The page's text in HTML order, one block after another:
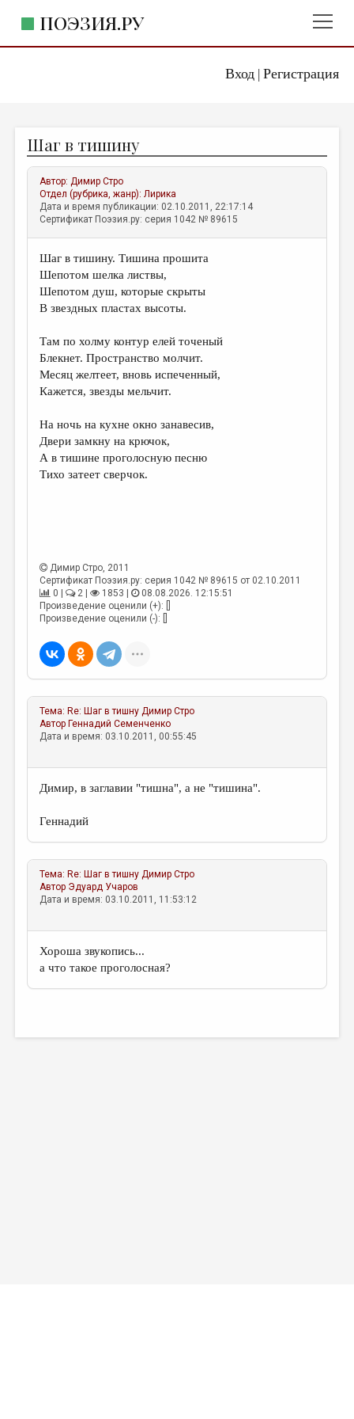
Вход| Регистрация
ПОЭЗИЯ.РУ
ЖАНРЫ
АВТОРЫ
КОММЕНТАРИИ
ЛИТСАЛОН
НОВОСТИ
ПРАВИЛА САЙТА
ИЗБРАННОЕ
ДАЙДЖЕСТ
ПЕРЕВОДЫ
КОНКУРСЫ
СТРАНИЦЫ ПАМЯТИ
ОБЪЯВЛЕНИЯ
РЕДКОЛЛЕГИЯ
МАЛАЯ ПРОЗА
ЭССЕИСТИКА
ЛИТЕРАТУРОВЕДЕНИЕ
КУЛЬТУРОВЕДЕНИЕ
ПУБЛИЦИСТИКА
ЦИКЛЫ ПУБЛИКАЦИЙ
ТРЕДИАКОВСКИЙ
МЕДИА
ВКОНТАКТЕ
Шаг в тишину
Автор:Димир Стро
Отдел (рубрика, жанр):Лирика
Дата и время публикации: 02.10.2011, 22:17:14
Сертификат Поэзия.ру: серия 1042 № 89615
Шаг в тишину. Тишина прошита
Шепотом шелка листвы,
Шепотом душ, которые скрыты
В звездных пластах высоты.
Там по холму контур елей точеный
Блекнет. Пространство молчит.
Месяц желтеет, вновь испеченный,
Кажется, звезды мельчит.
На ночь на кухне окно занавесив,
Двери замкну на крючок,
А в тишине проголосную песню
Тихо затеет сверчок.
Димир Стро, 2011
Сертификат Поэзия.ру: серия 1042 № 89615 от 02.10.2011
0 |
2 | 1853 |
08.08.2026. 12:15:51
Произведение оценили (+): []
Произведение оценили (-): []
Тема: Re: Шаг в тишну Димир Стро
Автор Геннадий Семенченко
Дата и время: 03.10.2011, 00:55:45
Димир, в заглавии "тишна", а не "тишина".
Геннадий
Тема: Re: Шаг в тишну Димир Стро
Автор Эдуард Учаров
Дата и время: 03.10.2011, 11:53:12
Хороша звукопись...
а что такое проголосная?